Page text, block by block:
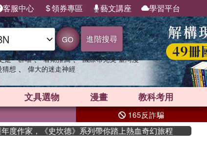
客服中心 領券專區 藝文講座 學習平台
GO 進階搜尋
是一群喵 、 暑期推薦 、 國際布克獎 臺灣漫
猜想 、 偉大的迷走神經
文具選物 漫畫 教科考用
165反詐騙
作家，《史坎德》系列帶你踏上熱血奇幻旅程